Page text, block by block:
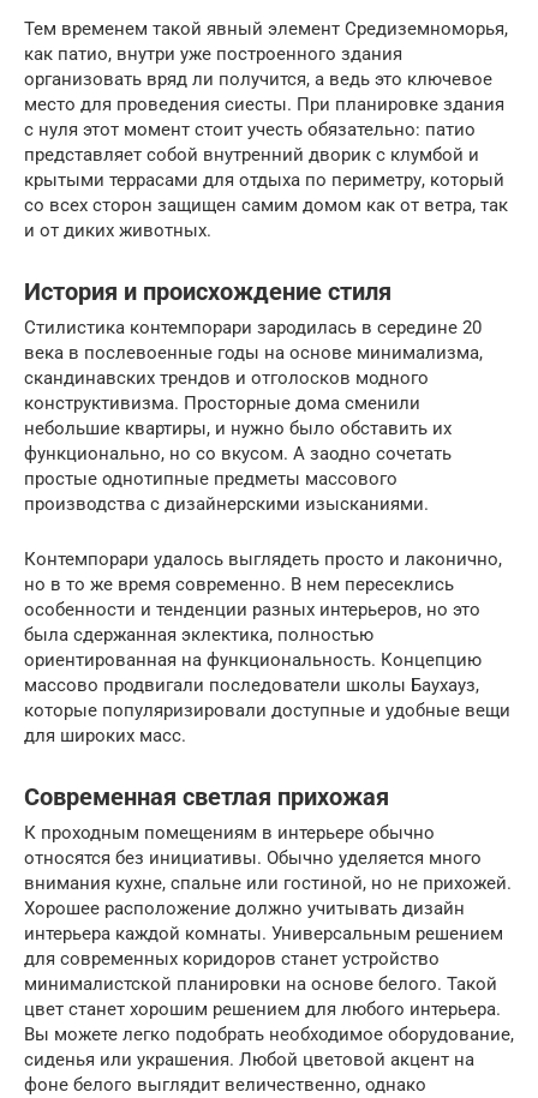
Тем временем такой явный элемент Средиземноморья,
как патио, внутри уже построенного здания
организовать вряд ли получится, а ведь это ключевое
место для проведения сиесты. При планировке здания
с нуля этот момент стоит учесть обязательно: патио
представляет собой внутренний дворик с клумбой и
крытыми террасами для отдыха по периметру, который
со всех сторон защищен самим домом как от ветра, так
и от диких животных.
История и происхождение стиля
Стилистика контемпорари зародилась в середине 20
века в послевоенные годы на основе минимализма,
скандинавских трендов и отголосков модного
конструктивизма. Просторные дома сменили
небольшие квартиры, и нужно было обставить их
функционально, но со вкусом. А заодно сочетать
простые однотипные предметы массового
производства с дизайнерскими изысканиями.
Контемпорари удалось выглядеть просто и лаконично,
но в то же время современно. В нем пересеклись
особенности и тенденции разных интерьеров, но это
была сдержанная эклектика, полностью
ориентированная на функциональность. Концепцию
массово продвигали последователи школы Баухауз,
которые популяризировали доступные и удобные вещи
для широких масс.
Современная светлая прихожая
К проходным помещениям в интерьере обычно
относятся без инициативы. Обычно уделяется много
внимания кухне, спальне или гостиной, но не прихожей.
Хорошее расположение должно учитывать дизайн
интерьера каждой комнаты. Универсальным решением
для современных коридоров станет устройство
минималистской планировки на основе белого. Такой
цвет станет хорошим решением для любого интерьера.
Вы можете легко подобрать необходимое оборудование,
сиденья или украшения. Любой цветовой акцент на
фоне белого выглядит величественно, однако